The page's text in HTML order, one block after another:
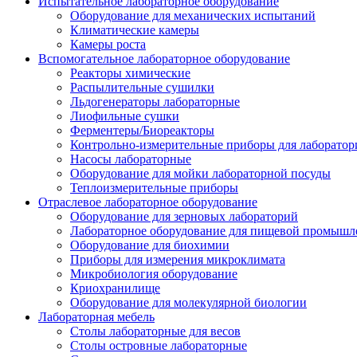
Оборудование для механических испытаний
Климатические камеры
Камеры роста
Вспомогательное лабораторное оборудование
Реакторы химические
Распылительные сушилки
Льдогенераторы лабораторные
Лиофильные сушки
Ферментеры/Биореакторы
Контрольно-измерительные приборы для
Насосы лабораторные
Оборудование для мойки лабораторной посуды
Теплоизмерительные приборы
Отраслевое лабораторное оборудование
Оборудование для зерновых лабораторий
Лабораторное оборудование для пищевой
Оборудование для биохимии
Приборы для измерения микроклимата
Микробиология оборудование
Криохранилище
Оборудование для молекулярной биологии
Лабораторная мебель
Столы лабораторные для весов
Столы островные лабораторные